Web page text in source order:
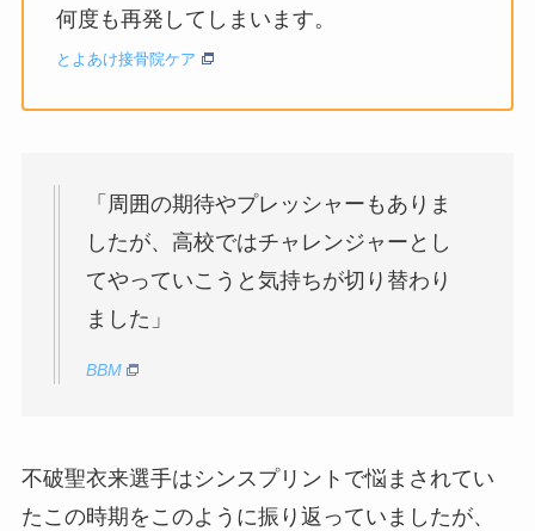
何度も再発してしまいます。
とよあけ接骨院ケア
「周囲の期待やプレッシャーもありま
したが、高校ではチャレンジャーとし
てやっていこうと気持ちが切り替わり
ました」
BBM
不破聖衣来選手はシンスプリントで悩まされてい
たこの時期をこのように振り返っていましたが、